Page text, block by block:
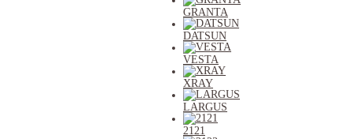
GRANTA
DATSUN
VESTA
XRAY
LARGUS
2121